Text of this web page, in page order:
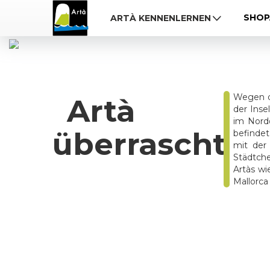
ARTÀ KENNENLERNEN
Artà
überrascht
Wegen
der
im
mit der
Artàs